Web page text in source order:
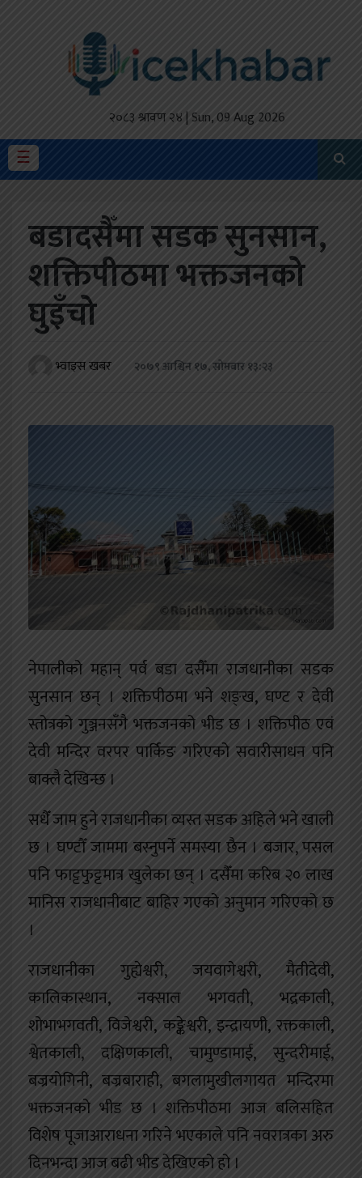
२०८३ श्रावण २४ | Sun, 09 Aug 2026
☰
मैथिली
प्रदेश
स्वास्थ्य
खेलकुद
बडादसैँमा सडक सुनसान,
शक्तिपीठमा भक्तजनको
घुइँचो
भ्वाइस खबर २०७९ आश्विन १७, सोमबार १३:२३
नेपालीको महान् पर्व बडा दसैँमा राजधानीका सडक
सुनसान छन् । शक्तिपीठमा भने शङ्ख, घण्ट र देवी
स्तोत्रको गुञ्जनसँगै भक्तजनको भीड छ । शक्तिपीठ एवं
देवी मन्दिर वरपर पार्किङ गरिएको सवारीसाधन पनि
बाक्लै देखिन्छ ।
सधैँ जाम हुने राजधानीका व्यस्त सडक अहिले भने खाली
छ । घण्टौँ जाममा बस्नुपर्ने समस्या छैन । बजार, पसल
पनि फाट्टफुट्टमात्र खुलेका छन् । दसैँमा करिब २० लाख
मानिस राजधानीबाट बाहिर गएको अनुमान गरिएको छ
।
राजधानीका गुह्येश्वरी, जयवागेश्वरी, मैतीदेवी,
कालिकास्थान, नक्साल भगवती, भद्रकाली,
शोभाभगवती, विजेश्वरी, कङ्केश्वरी, इन्द्रायणी, रक्तकाली,
श्वेतकाली, दक्षिणकाली, चामुण्डामाई, सुन्दरीमाई,
बज्रयोगिनी, बज्रबाराही, बगलामुखीलगायत मन्दिरमा
भक्तजनको भीड छ । शक्तिपीठमा आज बलिसहित
विशेष पूजाआराधना गरिने भएकाले पनि नवरात्रका अरु
दिनभन्दा आज बढी भीड देखिएको हो ।